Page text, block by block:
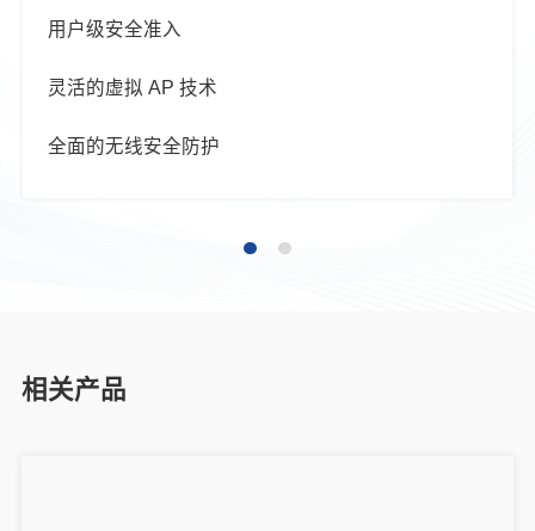
用户级安全准入
灵活的虚拟 AP 技术
全面的无线安全防护
相关产品